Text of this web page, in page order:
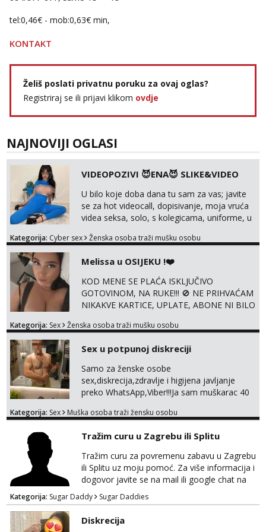
Razgovaram :)
Obavijesti me kada se oslobodi
Ivančica
Čekam tvoj poziv!
Tel:064/677-677- Kod: #108
Zara
Čekam tvoj poziv!
Tel:064/677-677- Kod: #123
Anđela
Čekam tvoj poziv!
Tel: 064/677-677- Kod: #142
tel:0,46€ - mob:0,63€ min,
KONTAKT
Želiš poslati privatnu poruku za ovaj oglas?
Registriraj se ili prijavi klikom ovdje
NAJNOVIJI OGLASI
VIDEOPOZIVI 😈ENA😈 SLIKE&VIDEO
U bilo koje doba dana tu sam za vas; javite
se za hot videocall, dopisivanje, moja vruća
videa seksa, solo, s kolegicama, uniforme, u
+385919977166 Telegram 👉
UŽIVO
Kategorija: Cyber sex Ženska osoba traži mušku osobu
Melissa u OSIJEKU !❤️
KOD MENE SE PLAĆA ISKLJUČIVO
GOTOVINOM, NA RUKE!!! 🚫 NE PRIHVAĆAM
NIKAKVE KARTICE, UPLATE, ABONE NI BILO
SAMO GOTOVINA!!! Moje fotografije su
za dopisivanja Za dogovor mi piši direktno na
WhatsApp – ako znaš što želiš, bit će ti
nagrađeno.
Kategorija: Sex Ženska osoba traži mušku osobu
Sex u potpunoj diskreciji
Samo za ženske osobe
sex,diskrecija,zdravlje i higijena javljanje
preko WhatsApp,Viber!!!Ja sam muškarac 40
sve stvar dogovora otvoren za sve
Kategorija: Sex Muška osoba traži žensku osobu
Tražim curu u Zagrebu ili Splitu
Tražim curu za povremenu zabavu u Zagrebu
ili Splitu uz moju pomoć. Za više informacija i
dogovor javite se na mail ili google chat na
oneofakind999111@gmail.com
Kategorija: Sugar Daddy Sugar Daddies
Diskrecija